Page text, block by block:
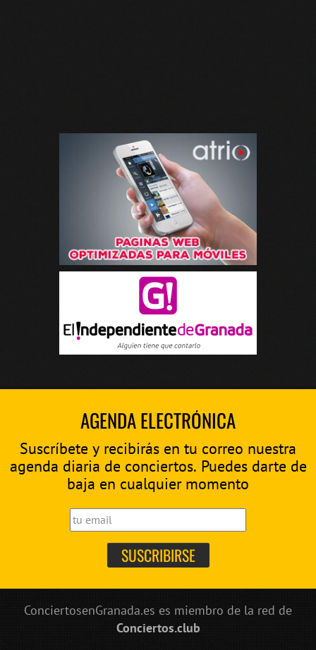
AGENDA ELECTRÓNICA
Suscríbete y recibirás en tu correo nuestra
agenda diaria de conciertos. Puedes darte de
baja en cualquier momento
ConciertosenGranada.es es miembro de la red de
Conciertos.club